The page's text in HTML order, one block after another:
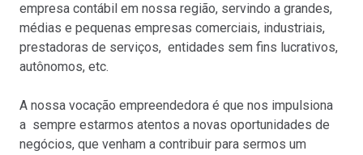
empresa contábil em nossa região, servindo a grandes,
médias e pequenas empresas comerciais, industriais,
prestadoras de serviços, entidades sem fins lucrativos,
autônomos, etc.​
A nossa vocação empreendedora é que nos impulsiona
a sempre estarmos atentos a novas oportunidades de
negócios, que venham a contribuir para sermos um